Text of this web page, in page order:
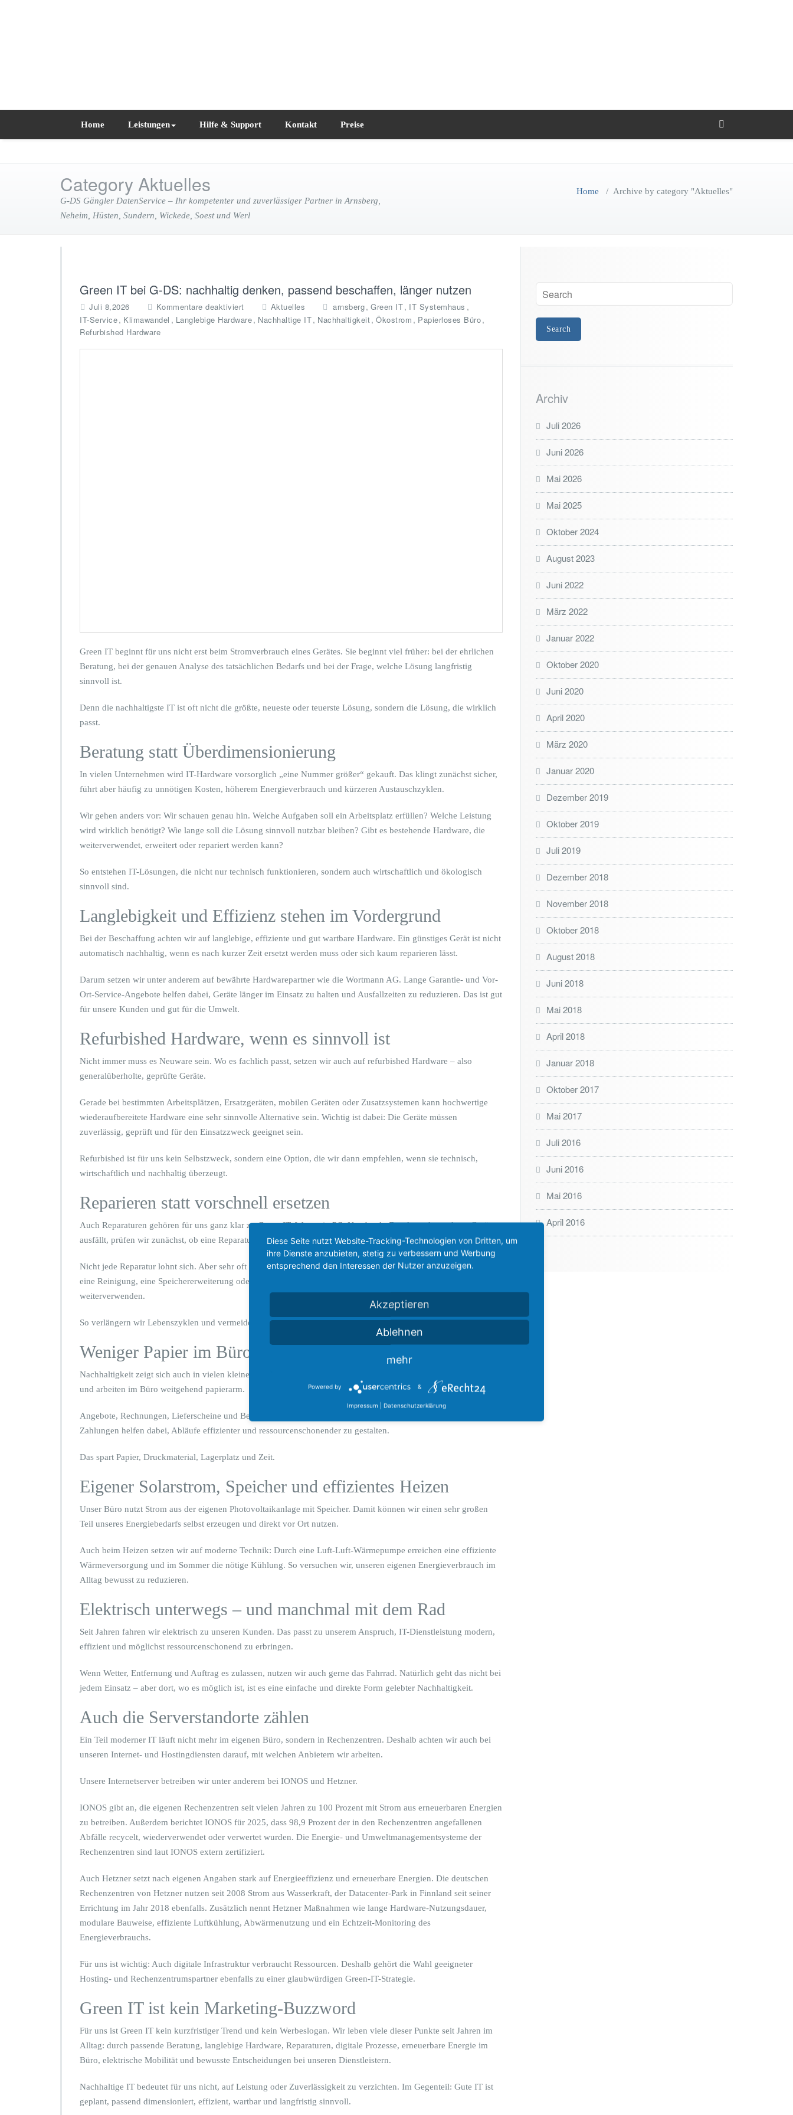
Home Leistungen Hilfe & Support Kontakt Preise
Category Aktuelles
G-DS Gängler DatenService – Ihr kompetenter und zuverlässiger Partner in Arnsberg,
Neheim, Hüsten, Sundern, Wickede, Soest und Werl
Home / Archive by category "Aktuelles"
Green IT bei G-DS: nachhaltig denken, passend beschaffen, länger nutzen
Juli 8,2026 Kommentare deaktiviert
ü
r
e
n
e
a
n
b
e
c
a
f
e
ä
n
e
r
u
t
z
Aktuelles arnsberg, Green IT, IT Systemhaus ,
IT-Service, Klimawandel , Langlebige Hardware, Nachhaltige IT, Nachhaltigkeit, Ökostrom , Papierloses Büro,
Refurbished Hardware
Green IT beginnt für uns nicht erst beim Stromverbrauch eines Gerätes. Sie beginnt viel früher: bei der ehrlichen
Beratung, bei der genauen Analyse des tatsächlichen Bedarfs und bei der Frage, welche Lösung langfristig
sinnvoll ist.
Denn die nachhaltigste IT ist oft nicht die größte, neueste oder teuerste Lösung, sondern die Lösung, die wirklich
passt.
Beratung statt Überdimensionierung
In vielen Unternehmen wird IT-Hardware vorsorglich „eine Nummer größer“ gekauft. Das klingt zunächst sicher,
führt aber häufig zu unnötigen Kosten, höherem Energieverbrauch und kürzeren Austauschzyklen.
Wir gehen anders vor: Wir schauen genau hin. Welche Aufgaben soll ein Arbeitsplatz erfüllen? Welche Leistung
wird wirklich benötigt? Wie lange soll die Lösung sinnvoll nutzbar bleiben? Gibt es bestehende Hardware, die
weiterverwendet, erweitert oder repariert werden kann?
So entstehen IT-Lösungen, die nicht nur technisch funktionieren, sondern auch wirtschaftlich und ökologisch
sinnvoll sind.
Langlebigkeit und Effizienz stehen im Vordergrund
Bei der Beschaffung achten wir auf langlebige, effiziente und gut wartbare Hardware. Ein günstiges Gerät ist nicht
automatisch nachhaltig, wenn es nach kurzer Zeit ersetzt werden muss oder sich kaum reparieren lässt.
Darum setzen wir unter anderem auf bewährte Hardwarepartner wie die Wortmann AG. Lange Garantie- und Vor-
Ort-Service-Angebote helfen dabei, Geräte länger im Einsatz zu halten und Ausfallzeiten zu reduzieren. Das ist gut
für unsere Kunden und gut für die Umwelt.
Refurbished Hardware, wenn es sinnvoll ist
Nicht immer muss es Neuware sein. Wo es fachlich passt, setzen wir auch auf refurbished Hardware – also
generalüberholte, geprüfte Geräte.
Gerade bei bestimmten Arbeitsplätzen, Ersatzgeräten, mobilen Geräten oder Zusatzsystemen kann hochwertige
wiederaufbereitete Hardware eine sehr sinnvolle Alternative sein. Wichtig ist dabei: Die Geräte müssen
zuverlässig, geprüft und für den Einsatzzweck geeignet sein.
Refurbished ist für uns kein Selbstzweck, sondern eine Option, die wir dann empfehlen, wenn sie technisch,
wirtschaftlich und nachhaltig überzeugt.
Reparieren statt vorschnell ersetzen
Auch Reparaturen gehören für uns ganz klar zu Green IT. Wenn ein PC, Notebook, Drucker oder anderes Gerät
ausfällt, prüfen wir zunächst, ob eine Reparatur möglich und wirtschaftlich sinnvoll ist.
Nicht jede Reparatur lohnt sich. Aber sehr oft lassen sich Geräte durch den Austausch einzelner Komponenten,
eine Reinigung, eine Speichererweiterung oder den Tausch eines Datenträgers wieder zuverlässig
weiterverwenden.
So verlängern wir Lebenszyklen und vermeiden unnötigen Elektroschrott.
Weniger Papier im Büroalltag
Nachhaltigkeit zeigt sich auch in vielen kleinen Entscheidungen. Wir verzichten bewusst auf Papierflyer-Werbung
und arbeiten im Büro weitgehend papierarm.
Angebote, Rechnungen, Lieferscheine und Belege stellen wir bevorzugt digital bereit. Auch bargeldlose
Zahlungen helfen dabei, Abläufe effizienter und ressourcenschonender zu gestalten.
Das spart Papier, Druckmaterial, Lagerplatz und Zeit.
Eigener Solarstrom, Speicher und effizientes Heizen
Unser Büro nutzt Strom aus der eigenen Photovoltaikanlage mit Speicher. Damit können wir einen sehr großen
Teil unseres Energiebedarfs selbst erzeugen und direkt vor Ort nutzen.
Auch beim Heizen setzen wir auf moderne Technik: Durch eine Luft-Luft-Wärmepumpe erreichen eine effiziente
Wärmeversorgung und im Sommer die nötige Kühlung. So versuchen wir, unseren eigenen Energieverbrauch im
Alltag bewusst zu reduzieren.
Elektrisch unterwegs – und manchmal mit dem Rad
Seit Jahren fahren wir elektrisch zu unseren Kunden. Das passt zu unserem Anspruch, IT-Dienstleistung modern,
effizient und möglichst ressourcenschonend zu erbringen.
Wenn Wetter, Entfernung und Auftrag es zulassen, nutzen wir auch gerne das Fahrrad. Natürlich geht das nicht bei
jedem Einsatz – aber dort, wo es möglich ist, ist es eine einfache und direkte Form gelebter Nachhaltigkeit.
Auch die Serverstandorte zählen
Ein Teil moderner IT läuft nicht mehr im eigenen Büro, sondern in Rechenzentren. Deshalb achten wir auch bei
unseren Internet- und Hostingdiensten darauf, mit welchen Anbietern wir arbeiten.
Unsere Internetserver betreiben wir unter anderem bei IONOS und Hetzner.
IONOS gibt an, die eigenen Rechenzentren seit vielen Jahren zu 100 Prozent mit Strom aus erneuerbaren Energien
zu betreiben. Außerdem berichtet IONOS für 2025, dass 98,9 Prozent der in den Rechenzentren angefallenen
Abfälle recycelt, wiederverwendet oder verwertet wurden. Die Energie- und Umweltmanagementsysteme der
Rechenzentren sind laut IONOS extern zertifiziert.
Auch Hetzner setzt nach eigenen Angaben stark auf Energieeffizienz und erneuerbare Energien. Die deutschen
Rechenzentren von Hetzner nutzen seit 2008 Strom aus Wasserkraft, der Datacenter-Park in Finnland seit seiner
Errichtung im Jahr 2018 ebenfalls. Zusätzlich nennt Hetzner Maßnahmen wie lange Hardware-Nutzungsdauer,
modulare Bauweise, effiziente Luftkühlung, Abwärmenutzung und ein Echtzeit-Monitoring des
Energieverbrauchs.
Für uns ist wichtig: Auch digitale Infrastruktur verbraucht Ressourcen. Deshalb gehört die Wahl geeigneter
Hosting- und Rechenzentrumspartner ebenfalls zu einer glaubwürdigen Green-IT-Strategie.
Green IT ist kein Marketing-Buzzword
Für uns ist Green IT kein kurzfristiger Trend und kein Werbeslogan. Wir leben viele dieser Punkte seit Jahren im
Alltag: durch passende Beratung, langlebige Hardware, Reparaturen, digitale Prozesse, erneuerbare Energie im
Büro, elektrische Mobilität und bewusste Entscheidungen bei unseren Dienstleistern.
Nachhaltige IT bedeutet für uns nicht, auf Leistung oder Zuverlässigkeit zu verzichten. Im Gegenteil: Gute IT ist
geplant, passend dimensioniert, effizient, wartbar und langfristig sinnvoll.
Archiv
Juli 2026
Juni 2026
Mai 2026
Mai 2025
Oktober 2024
August 2023
Juni 2022
März 2022
Januar 2022
Oktober 2020
Juni 2020
April 2020
März 2020
Januar 2020
Dezember 2019
Oktober 2019
Juli 2019
Dezember 2018
November 2018
Oktober 2018
August 2018
Juni 2018
Mai 2018
April 2018
Januar 2018
Oktober 2017
Mai 2017
Juli 2016
Juni 2016
Mai 2016
April 2016
Diese Seite nutzt Website-Tracking-Technologien von Dritten, um
ihre Dienste anzubieten, stetig zu verbessern und Werbung
entsprechend den Interessen der Nutzer anzuzeigen.
Akzeptieren
Ablehnen
mehr
Powered by &
Impressum Datenschutzerklärung